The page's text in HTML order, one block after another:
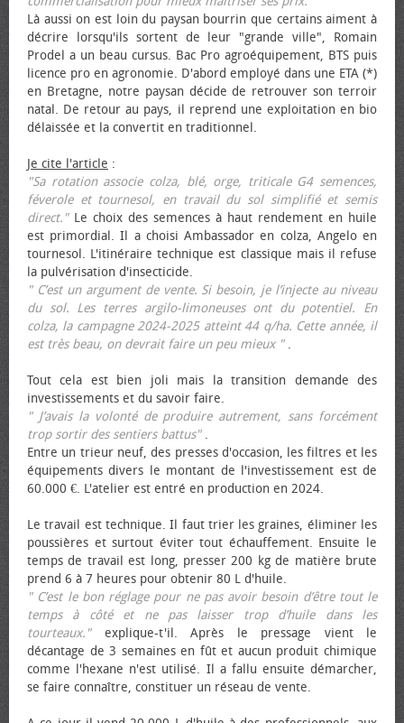
Là aussi on est loin du paysan bourrin que certains aiment à
décrire lorsqu'ils sortent de leur "grande ville", Romain
Prodel a un beau cursus. Bac Pro agroéquipement, BTS puis
licence pro en agronomie. D'abord employé dans une ETA (*)
en Bretagne, notre paysan décide de retrouver son terroir
natal. De retour au pays, il reprend une exploitation en bio
délaissée et la convertit en traditionnel.
Je cite l'article :
"Sa rotation associe colza, blé, orge, triticale G4 semences,
féverole et tournesol, en travail du sol simplifié et semis
direct."Le choix des semences à haut rendement en huile
est primordial. Il a choisi Ambassador en colza, Angelo en
tournesol. L'itinéraire technique est classique mais il refuse
la pulvérisation d'insecticide.
" C’est un argument de vente. Si besoin, je l’injecte au niveau
du sol. Les terres argilo-limoneuses ont du potentiel. En
colza, la campagne 2024-2025 atteint 44 q/ha. Cette année, il
est très beau, on devrait faire un peu mieux ".
Tout cela est bien joli mais la transition demande des
investissements et du savoir faire.
" J’avais la volonté de produire autrement, sans forcément
trop sortir des sentiers battus".
Entre un trieur neuf, des presses d'occasion, les filtres et les
équipements divers le montant de l'investissement est de
60.000 €. L'atelier est entré en production en 2024.
Le travail est technique. Il faut trier les graines, éliminer les
poussières et surtout éviter tout échauffement. Ensuite le
temps de travail est long, presser 200 kg de matière brute
prend 6 à 7 heures pour obtenir 80 L d'huile.
" C’est le bon réglage pour ne pas avoir besoin d’être tout le
temps à côté et ne pas laisser trop d’huile dans les
tourteaux."explique-t'il. Après le pressage vient le
décantage de 3 semaines en fût et aucun produit chimique
comme l'hexane n'est utilisé. Il a fallu ensuite démarcher,
se faire connaître, constituer un réseau de vente.